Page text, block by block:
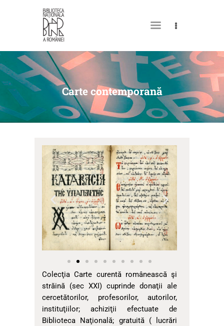
Carte contemporană
MY LIBRARY CARD
Colecţia Carte curentă românească şi
străină (sec XXI) cuprinde donaţii ale
cercetătorilor, profesorilor, autorilor,
instituţiilor; achiziţii efectuate de
Biblioteca Naţională; gratuită ( lucrări